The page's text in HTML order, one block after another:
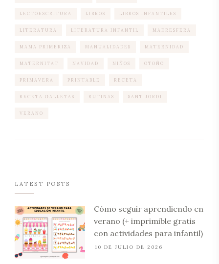
LECTOESCRITURA LIBROS LIBROS INFANTILES
LITERATURA LITERATURA INFANTIL MADRESFERA
MAMA PRIMERIZA MANUALIDADES MATERNIDAD
MATERNITAT NAVIDAD NIÑOS OTOÑO
PRIMAVERA PRINTABLE RECETA
RECETA GALLETAS RUTINAS SANT JORDI
VERANO
LATEST POSTS
Cómo seguir aprendiendo en
verano (+ imprimible gratis
con actividades para infantil)
10 DE JULIO DE 2026